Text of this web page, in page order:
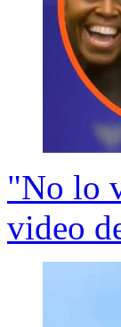
"No lo
video